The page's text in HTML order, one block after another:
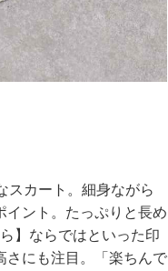
スカート。細身ながら
イント。たっぷりと長め
】ならではといった印
さにも注目。「楽ちんで